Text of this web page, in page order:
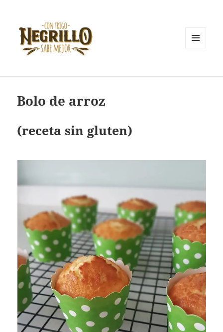
Bolo de arroz
(receta sin gluten)